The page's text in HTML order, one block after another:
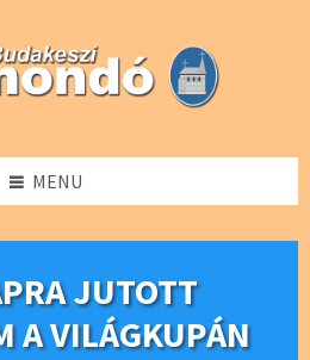
MENU
JUTOTT
A VILÁGKUPÁN